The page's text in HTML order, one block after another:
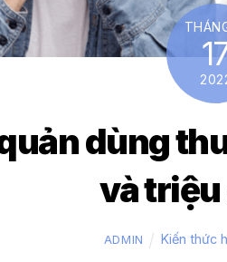
dùng
và
ADMIN Kiến thức